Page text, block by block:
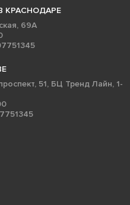
КРАСНОДАРЕ
69А
51, БЦ Тренд Лайн, 1-